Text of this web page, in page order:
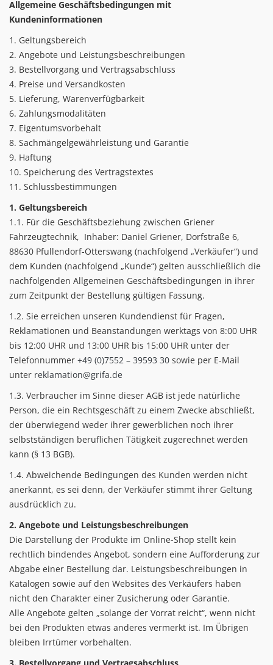
Allgemeine Geschäftsbedingungen mit
Kundeninformationen
1. Geltungsbereich
2. Angebote und Leistungsbeschreibungen
3. Bestellvorgang und Vertragsabschluss
4. Preise und Versandkosten
5. Lieferung, Warenverfügbarkeit
6. Zahlungsmodalitäten
7. Eigentumsvorbehalt
8. Sachmängelgewährleistung und Garantie
9. Haftung
10. Speicherung des Vertragstextes
11. Schlussbestimmungen
1. Geltungsbereich
1.1. Für die Geschäftsbeziehung zwischen Griener
Fahrzeugtechnik, Inhaber: Daniel Griener, Dorfstraße 6,
88630 Pfullendorf-Otterswang (nachfolgend „Verkäufer“) und
dem Kunden (nachfolgend „Kunde“) gelten ausschließlich die
nachfolgenden Allgemeinen Geschäftsbedingungen in ihrer
zum Zeitpunkt der Bestellung gültigen Fassung.
1.2. Sie erreichen unseren Kundendienst für Fragen,
Reklamationen und Beanstandungen werktags von 8:00 UHR
bis 12:00 UHR und 13:00 UHR bis 15:00 UHR unter der
Telefonnummer +49 (0)7552 – 39593 30 sowie per E-Mail
unter reklamation@grifa.de
1.3. Verbraucher im Sinne dieser AGB ist jede natürliche
Person, die ein Rechtsgeschäft zu einem Zwecke abschließt,
der überwiegend weder ihrer gewerblichen noch ihrer
selbstständigen beruflichen Tätigkeit zugerechnet werden
kann (§ 13 BGB).
1.4. Abweichende Bedingungen des Kunden werden nicht
anerkannt, es sei denn, der Verkäufer stimmt ihrer Geltung
ausdrücklich zu.
2. Angebote und Leistungsbeschreibungen
Die Darstellung der Produkte im Online-Shop stellt kein
rechtlich bindendes Angebot, sondern eine Aufforderung zur
Abgabe einer Bestellung dar. Leistungsbeschreibungen in
Katalogen sowie auf den Websites des Verkäufers haben
nicht den Charakter einer Zusicherung oder Garantie.
Alle Angebote gelten „solange der Vorrat reicht“, wenn nicht
bei den Produkten etwas anderes vermerkt ist. Im Übrigen
bleiben Irrtümer vorbehalten.